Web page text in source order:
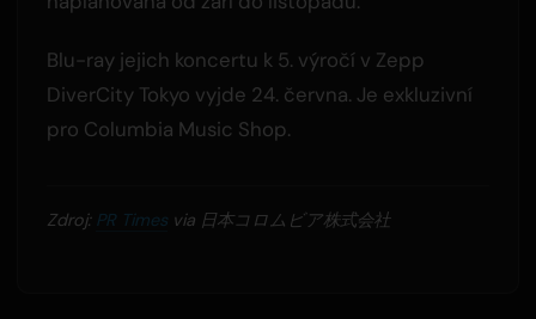
Blu-ray jejich koncertu k 5. výročí v Zepp
DiverCity Tokyo vyjde 24. června. Je exkluzivní
pro Columbia Music Shop.
Zdroj: PR Timesvia 日本コロムビア株式会社